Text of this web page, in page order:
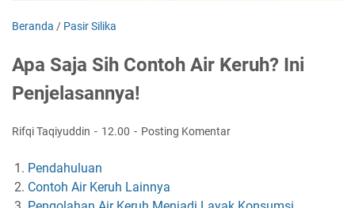
Beranda / Pasir Silika
Apa Saja Sih Contoh Air Keruh? Ini
Penjelasannya!
Rifqi Taqiyuddin 12.00 Posting Komentar
Pendahuluan
Contoh Air Keruh Lainnya